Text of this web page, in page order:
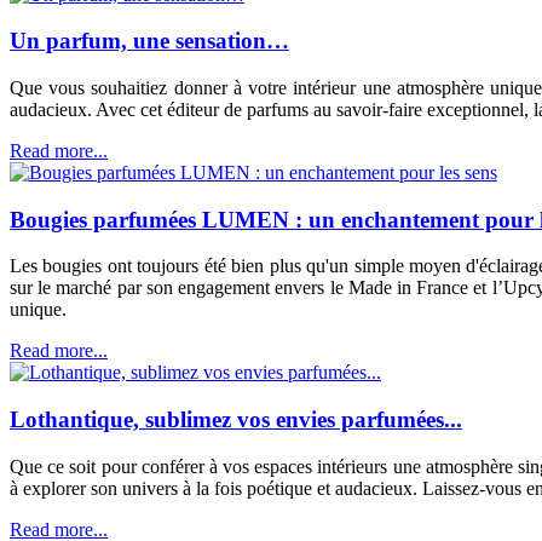
Un parfum, une sensation…
Que vous souhaitiez donner à votre intérieur une atmosphère
audacieux. Avec cet éditeur de parfums au savoir-faire exceptionnel,
Read more...
Bougies parfumées LUMEN : un enchantement pour
Les bougies ont toujours été bien plus qu'un simple moyen
sur le marché par son engagement envers le Made in France et
unique.
Read more...
Lothantique, sublimez vos envies parfumées...
Que ce soit pour conférer à vos espaces intérieurs une atmosphère
à explorer son univers à la fois poétique et audacieux. Laissez-vous
Read more...